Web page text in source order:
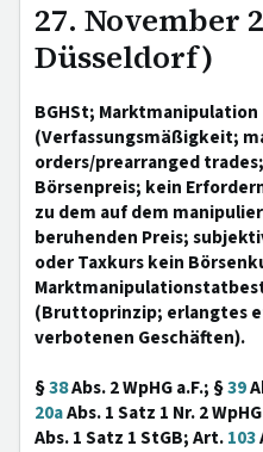
27. November
Düsseldorf)
BGHSt; Marktmanipulation
(Verfassungsmäßigkeit;
orders/prearranged
Börsenpreis; kein
zu dem auf dem
beruhenden Preis;
oder Taxkurs kein
(Bruttoprinzip; erlangtes
verbotenen Geschäften).
§38Abs. 2 WpHG a.F.; §39
20aAbs. 1 Satz 1 Nr. 2
Abs. 1 Satz 1 StGB; Art.103